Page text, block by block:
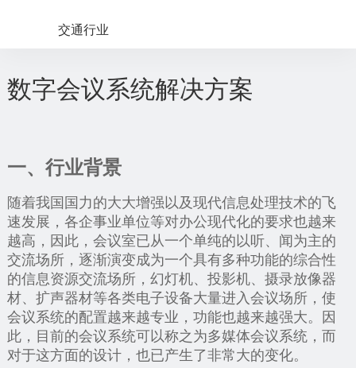
交通行业
数字会议系统解决方案
一、行业背景
随着我国国力的大大增强以及现代信息处理技术的飞
速发展，各企事业单位等对办公现代化的要求也越来
越高，因此，会议室已从一个单纯的以听、闻为主的
交流场所，逐渐演变成为一个具有多种功能的综合性
的信息资源交流场所，幻灯机、投影机、摄录放像器
材、扩声器材等各类电子设备大量进入会议场所，使
会议系统的配置越来越专业，功能也越来越强大。因
此，目前的会议系统可以称之为多媒体会议系统，而
对于这方面的设计，也已产生了非常大的变化。